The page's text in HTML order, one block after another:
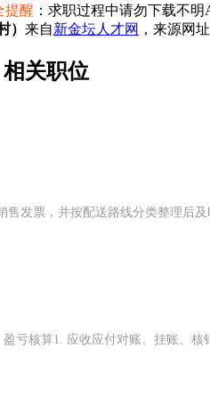
提醒 ：求职过程中请勿下载不
） 来自新金坛人才网 ，来源网址
关职位
售发票，并按配送路线分类整理后
亏核算1. 应收应付对账、挂账、